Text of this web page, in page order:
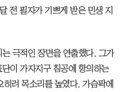
전 필자가 기쁘게 받은 민생 지
극적인 장면을 연출했다. 그가
이 가자지구 침공에 항의하는
려 목소리를 높였다. 가슴팍에